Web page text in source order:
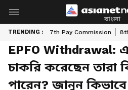
বাংলা
TRENDING : 7th Pay Commission
EPFO Withdrawal:
চাকরি করেছেন তারা
পারেন? জানুন